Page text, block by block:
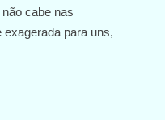
cabe nas
para uns,